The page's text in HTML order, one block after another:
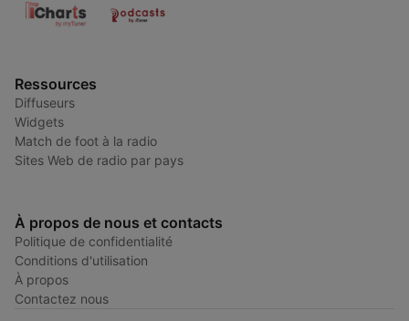
Ressources
Diffuseurs
Widgets
Match de foot à la radio
Sites Web de radio par pays
À propos de nous et contacts
Politique de confidentialité
Conditions d'utilisation
À propos
Contactez nous